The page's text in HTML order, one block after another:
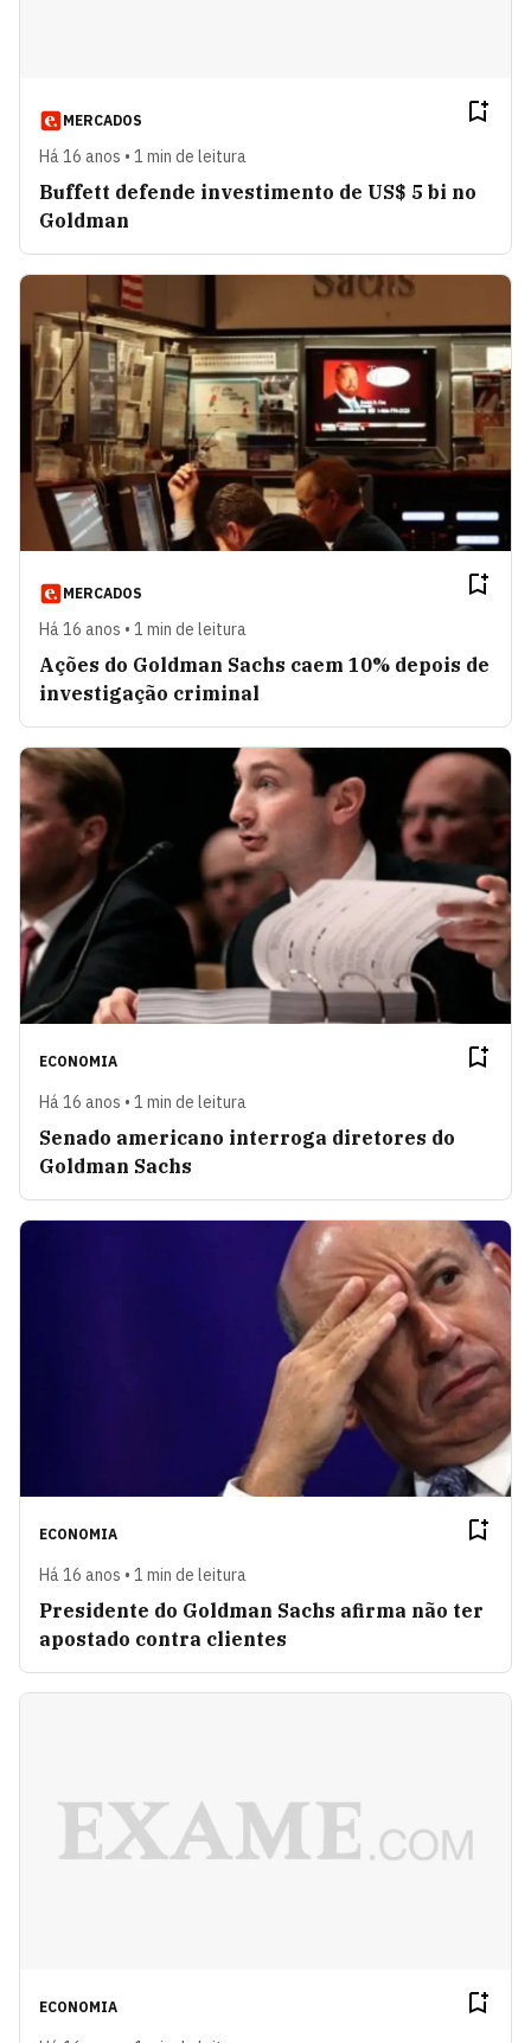
MERCADOS
Há 16 anos • 1 min de leitura
Buffett defende investimento de US$ 5 bi no
Goldman
MERCADOS
Há 16 anos • 1 min de leitura
Ações do Goldman Sachs caem 10% depois de
investigação criminal
ECONOMIA
Há 16 anos • 1 min de leitura
Senado americano interroga diretores do
Goldman Sachs
ECONOMIA
Há 16 anos • 1 min de leitura
Presidente do Goldman Sachs afirma não ter
apostado contra clientes
ECONOMIA